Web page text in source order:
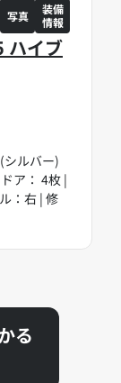
ハイブ
シルバー)
ア： 4枚 |
：右 | 修
写真
装備
情報
る